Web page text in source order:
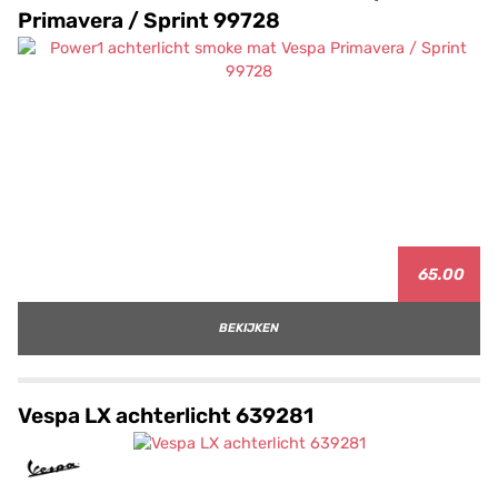
Primavera / Sprint 99728
65.00
BEKIJKEN
Vespa LX achterlicht 639281